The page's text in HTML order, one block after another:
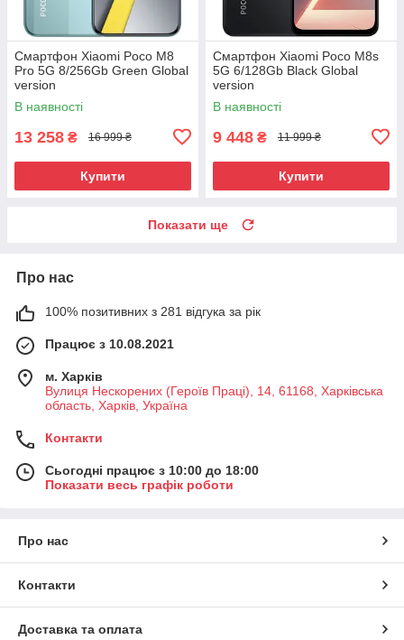
Смартфон Xiaomi Poco M8
Pro 5G 8/256Gb Green Global
version
В наявності
13 258 ₴ 16 999 ₴
Купити
Смартфон Xiaomi Poco M8s
5G 6/128Gb Black Global
version
В наявності
9 448 ₴ 11 999 ₴
Купити
Показати ще
Про нас
100% позитивних з 281 відгука за рік
Працює з 10.08.2021
м. Харків
Вулиця Нескорених (Героїв Праці), 14, 61168, Харківська
область, Харків, Україна
Контакти
Сьогодні працює з 10:00 до 18:00
Показати весь графік роботи
Про нас
Контакти
Доставка та оплата